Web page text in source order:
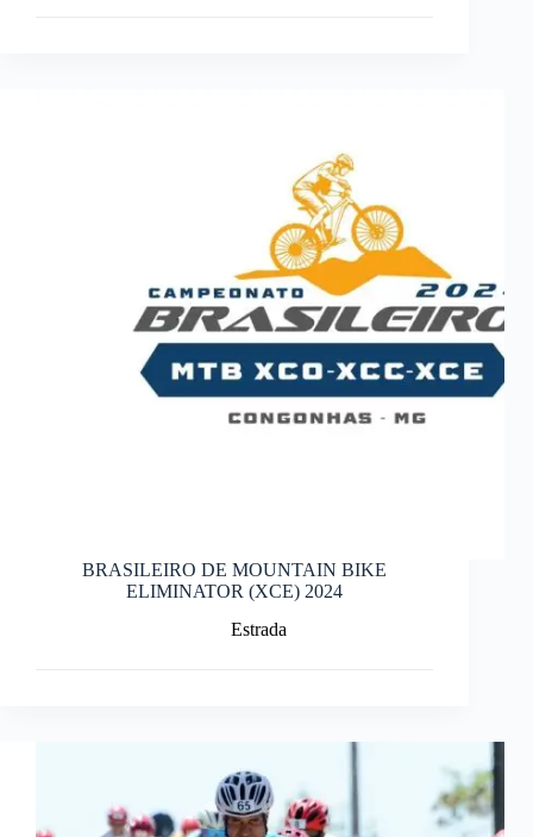
BRASILEIRO DE MOUNTAIN BIKE
ELIMINATOR (XCE) 2024
Estrada